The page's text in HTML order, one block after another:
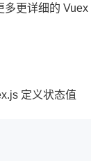
更详细的
定义状态值